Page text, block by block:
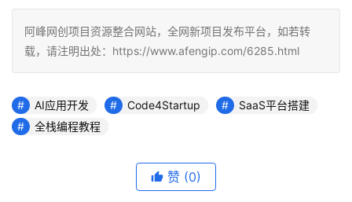
阿峰网创项目资源整合网站，全网新项目发布平台，如若转
载，请注明出处：https://www.afengip.com/6285.html
AI应用开发 Code4Startup
SaaS平台搭建
全栈编程教程
赞 (0)